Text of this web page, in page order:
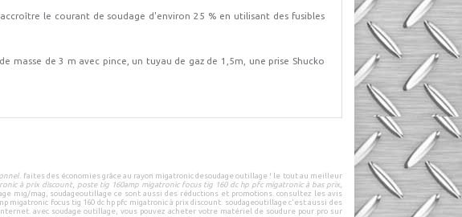
le courant de soudage d'environ 25 % en utilisant des fusibles
masse de 3 m avec pince, un tuyau de gaz de 1,5m, une prise Shucko
. faites des économies grâce au rayon migatronicdesoudage outillage ! le tout au meilleur
à prix discount, poste tig 160amp migatronic focus tig 160 dc hp pfc migatronic à bas prix,
mig/mag, soudageoutillage ce sont aussi des réductions et promotions. consultez les avis
migatronic focus tig 160 dc hp pfc migatronic à prix discount. soudageoutillagec'est aussi des
. avec soudage outillage, vous pouvez acheter votre matériel de soudure pour pro sur